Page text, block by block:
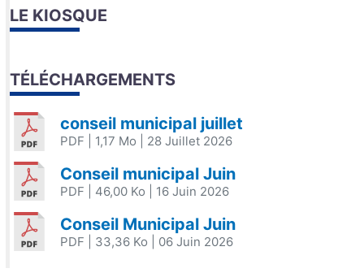
LE KIOSQUE
TÉLÉCHARGEMENTS
conseil municipal juillet
PDF | 1,17 Mo | 28 Juillet 2026
Conseil municipal Juin
PDF | 46,00 Ko | 16 Juin 2026
Conseil Municipal Juin
PDF | 33,36 Ko | 06 Juin 2026